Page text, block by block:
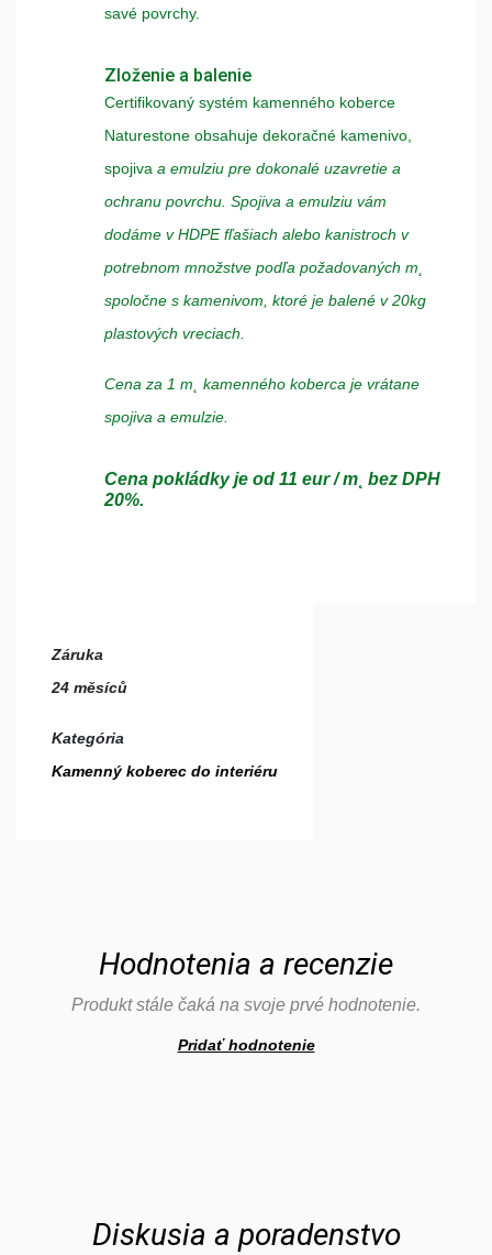
savé povrchy.
Zloženie a balenie
Certifikovaný systém kamenného koberce
Naturestone obsahuje dekoračné kamenivo,
spojiva a emulziu pre dokonalé uzavretie a
ochranu povrchu. Spojiva a emulziu vám
dodáme v HDPE fľašiach alebo kanistroch v
potrebnom množstve podľa požadovaných m˛
spoločne s kamenivom, ktoré je balené v 20kg
plastových vreciach.
Cena za 1 m˛ kamenného koberca je vrátane
spojiva a emulzie.
Cena pokládkyje od 11 eur / m˛ bez DPH
20%.
Záruka
24 měsíců
Kategória
Kamenný koberec do interiéru
Hodnotenia a recenzie
Produkt stále čaká na svoje prvé hodnotenie.
Pridať hodnotenie
Diskusia a poradenstvo